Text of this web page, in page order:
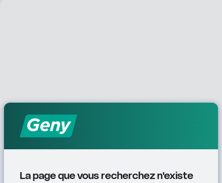
La page que vous recherchez n'existe